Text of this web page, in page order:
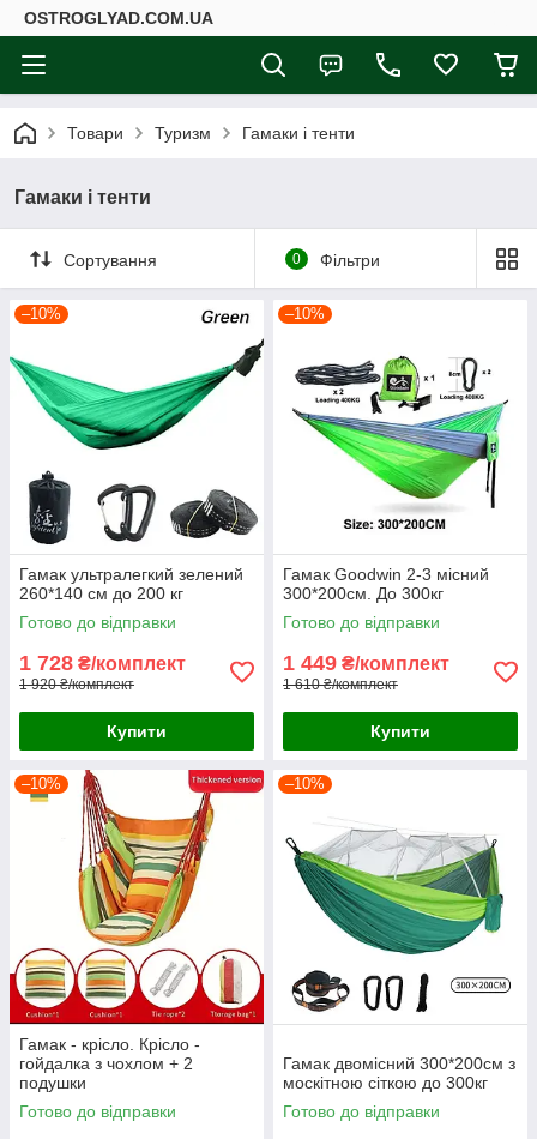
ОSTROGLYAD.СOM.UA
Товари Туризм Гамаки і тенти
Гамаки і тенти
Сортування 0 Фільтри
–10%
Гамак ультралегкий зелений
260*140 см до 200 кг
Готово до відправки
1 728 ₴/комплект
1 920 ₴/комплект
Купити
–10%
Гамак Goodwin 2-3 місний
300*200см. До 300кг
Готово до відправки
1 449 ₴/комплект
1 610 ₴/комплект
Купити
–10%
Гамак - крісло. Крісло -
гойдалка з чохлом + 2
подушки
Готово до відправки
–10%
Гамак двомісний 300*200см з
москітною сіткою до 300кг
Готово до відправки